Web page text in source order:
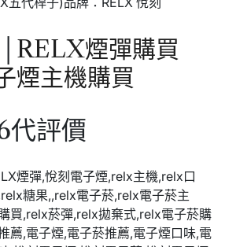
RELX煙彈購買
煙主機購買
代評價